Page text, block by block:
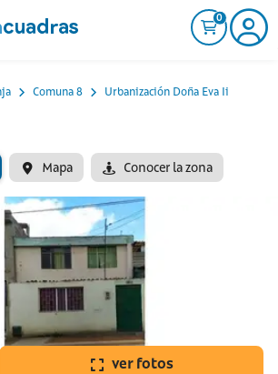
0
Comuna 8
Urbanización Doña Eva Ii
Mapa Conocer la zona
ver fotos